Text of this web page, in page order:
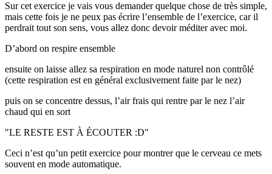
Sur cet exercice je vais vous demander quelque chose de très simple,
mais cette fois je ne peux pas écrire l’ensemble de l’exercice, car il
perdrait tout son sens, vous allez donc devoir méditer avec moi.
D’abord on respire ensemble
ensuite on laisse allez sa respiration en mode naturel non contrôlé
(cette respiration est en général exclusivement faite par le nez)
puis on se concentre dessus, l’air frais qui rentre par le nez l’air
chaud qui en sort
"LE RESTE EST À ÉCOUTER :D"
Ceci n’est qu’un petit exercice pour montrer que le cerveau ce mets
souvent en mode automatique.